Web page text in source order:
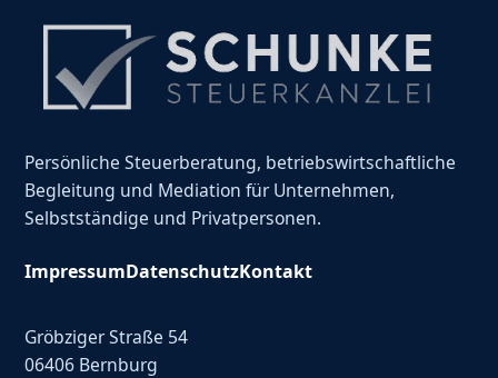
Persönliche Steuerberatung, betriebswirtschaftliche
Begleitung und Mediation für Unternehmen,
Selbstständige und Privatpersonen.
ImpressumDatenschutzKontakt
Gröbziger Straße 54
06406 Bernburg